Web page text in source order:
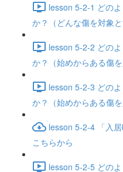
lesson 5-2-1 どの
か？（どんな傷を対象
lesson 5-2-2 どの
か？（始めからある傷
lesson 5-2-3 どの
か？（始めからある傷
lesson 5-2-4 「入
こちらから
lesson 5-2-5 どの